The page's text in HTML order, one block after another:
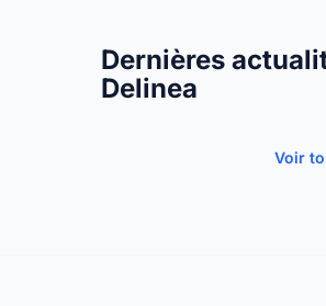
Dernières
Delinea
Voir